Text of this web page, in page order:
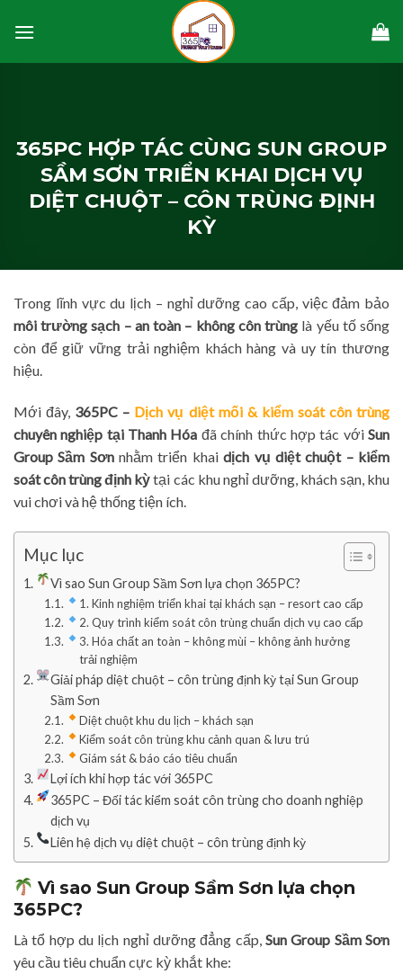
365PC HỢP TÁC CÙNG SUN GROUP
SẦM SƠN TRIỂN KHAI DỊCH VỤ
DIỆT CHUỘT – CÔN TRÙNG ĐỊNH
KỲ
Trong lĩnh vực du lịch – nghỉ dưỡng cao cấp, việc đảm bảo
môi trường sạch – an toàn – không côn trùng là yếu tố sống
còn để giữ vững trải nghiệm khách hàng và uy tín thương
hiệu.
Mới đây, 365PC – Dịch vụ diệt mối & kiểm soát côn trùng
chuyên nghiệp tại Thanh Hóa đã chính thức hợp tác vớiSun
Group Sầm Sơnnhằm triển khaidịch vụ diệt chuột – kiểm
soát côn trùng định kỳtại các khu nghỉ dưỡng, khách sạn, khu
vui chơi và hệ thống tiện ích.
Mục lục
Vì sao Sun Group Sầm Sơn lựa chọn 365PC?
1. Kinh nghiệm triển khai tại khách sạn – resort cao cấp
2. Quy trình kiểm soát côn trùng chuẩn dịch vụ cao cấp
3. Hóa chất an toàn – không mùi – không ảnh hưởng
trải nghiệm
Giải pháp diệt chuột – côn trùng định kỳ tại Sun Group
Sầm Sơn
Diệt chuột khu du lịch – khách sạn
Kiểm soát côn trùng khu cảnh quan & lưu trú
Giám sát & báo cáo tiêu chuẩn
Lợi ích khi hợp tác với 365PC
365PC – Đối tác kiểm soát côn trùng cho doanh nghiệp
dịch vụ
Liên hệ dịch vụ diệt chuột – côn trùng định kỳ
Vì sao Sun Group Sầm Sơn lựa chọn
365PC?
Là tổ hợp du lịch nghỉ dưỡng đẳng cấp, Sun Group Sầm Sơn
yêu cầu tiêu chuẩn cực kỳ khắt khe: